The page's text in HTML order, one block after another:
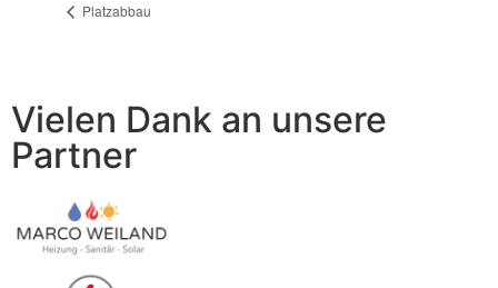
Platzabbau
Vielen Dank an unsere
Partner